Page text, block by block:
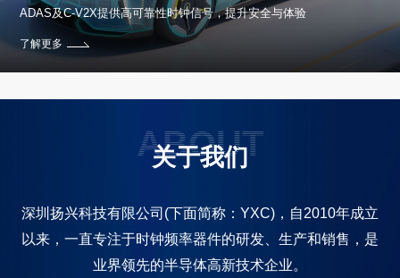
ADAS及C-V2X提供高可靠性时钟信号，提升安全与体验
了解更多
ABOUT
关于我们
深圳扬兴科技有限公司(下面简称：YXC)，自2010年成立
以来，一直专注于时钟频率器件的研发、生产和销售，是
业界领先的半导体高新技术企业。